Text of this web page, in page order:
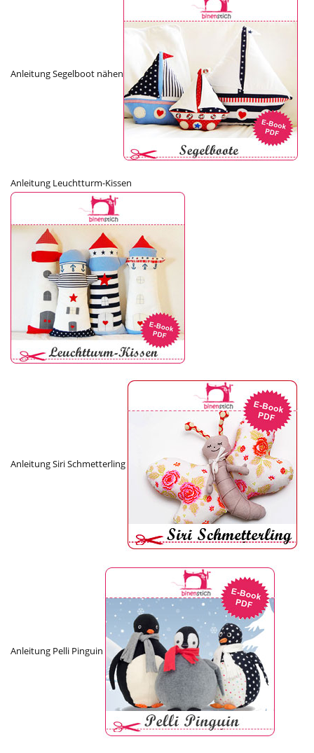
Anleitung Segelboot nähen
Anleitung Leuchtturm-Kissen
Anleitung Siri Schmetterling
Anleitung Pelli Pinguin